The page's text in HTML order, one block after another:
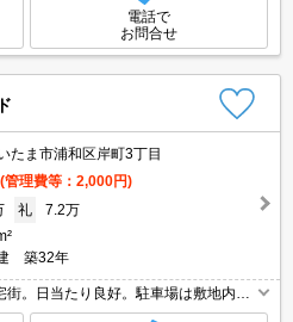
電話で
お問合せ
たま市浦和区岸町3丁目
(管理費等：2,000円)
礼
7.2万
築32年
。日当たり良好。駐車場は敷地内。
室状況はお気軽にお問い合わせ下さ